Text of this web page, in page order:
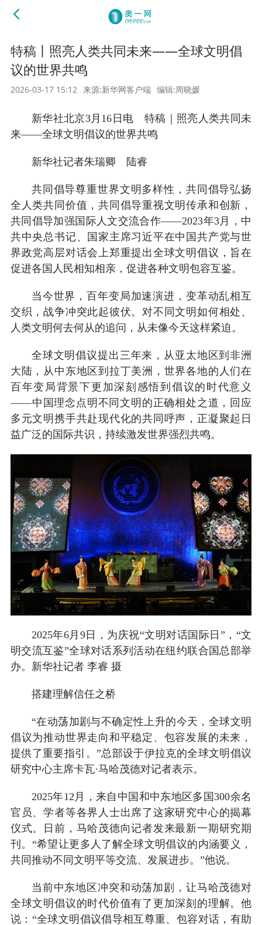
特稿丨照亮人类共同未来——全球文明倡
议的世界共鸣
2026-03-17 15:12 来源:新华网客户端 编辑:周晓媛
新华社北京3月16日电 特稿｜照亮人类共同未
来——全球文明倡议的世界共鸣
新华社记者朱瑞卿 陆睿
共同倡导尊重世界文明多样性，共同倡导弘扬
全人类共同价值，共同倡导重视文明传承和创新，
共同倡导加强国际人文交流合作——2023年3月，中
共中央总书记、国家主席习近平在中国共产党与世
界政党高层对话会上郑重提出全球文明倡议，旨在
促进各国人民相知相亲，促进各种文明包容互鉴。
当今世界，百年变局加速演进，变革动乱相互
交织，战争冲突此起彼伏。对不同文明如何相处、
人类文明何去何从的追问，从未像今天这样紧迫。
全球文明倡议提出三年来，从亚太地区到非洲
大陆，从中东地区到拉丁美洲，世界各地的人们在
百年变局背景下更加深刻感悟到倡议的时代意义
——中国理念点明不同文明的正确相处之道，回应
多元文明携手共赴现代化的共同呼声，正凝聚起日
益广泛的国际共识，持续激发世界强烈共鸣。
2025年6月9日，为庆祝“文明对话国际日”，“文
明交流互鉴”全球对话系列活动在纽约联合国总部举
办。新华社记者 李睿 摄
搭建理解信任之桥
“在动荡加剧与不确定性上升的今天，全球文明
倡议为推动世界走向和平稳定、包容发展的未来，
提供了重要指引。”总部设于伊拉克的全球文明倡议
研究中心主席卡瓦·马哈茂德对记者表示。
2025年12月，来自中国和中东地区多国300余名
官员、学者等各界人士出席了这家研究中心的揭幕
仪式。日前，马哈茂德向记者发来最新一期研究期
刊。“希望让更多人了解全球文明倡议的内涵要义，
共同推动不同文明平等交流、发展进步。”他说。
当前中东地区冲突和动荡加剧，让马哈茂德对
全球文明倡议的时代价值有了更加深刻的理解。他
说：“全球文明倡议倡导相互尊重、包容对话，有助